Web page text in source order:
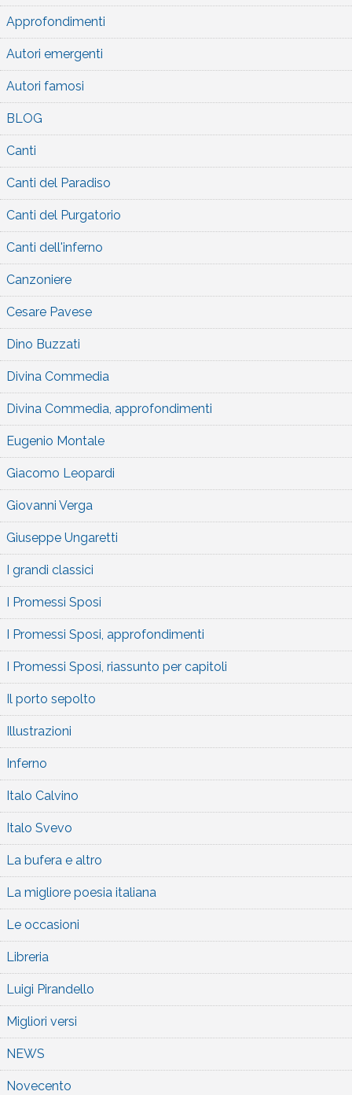
Approfondimenti
Autori emergenti
Autori famosi
BLOG
Canti
Canti del Paradiso
Canti del Purgatorio
Canti dell'inferno
Canzoniere
Cesare Pavese
Dino Buzzati
Divina Commedia
Divina Commedia, approfondimenti
Eugenio Montale
Giacomo Leopardi
Giovanni Verga
Giuseppe Ungaretti
I grandi classici
I Promessi Sposi
I Promessi Sposi, approfondimenti
I Promessi Sposi, riassunto per capitoli
Il porto sepolto
Illustrazioni
Inferno
Italo Calvino
Italo Svevo
La bufera e altro
La migliore poesia italiana
Le occasioni
Libreria
Luigi Pirandello
Migliori versi
NEWS
Novecento